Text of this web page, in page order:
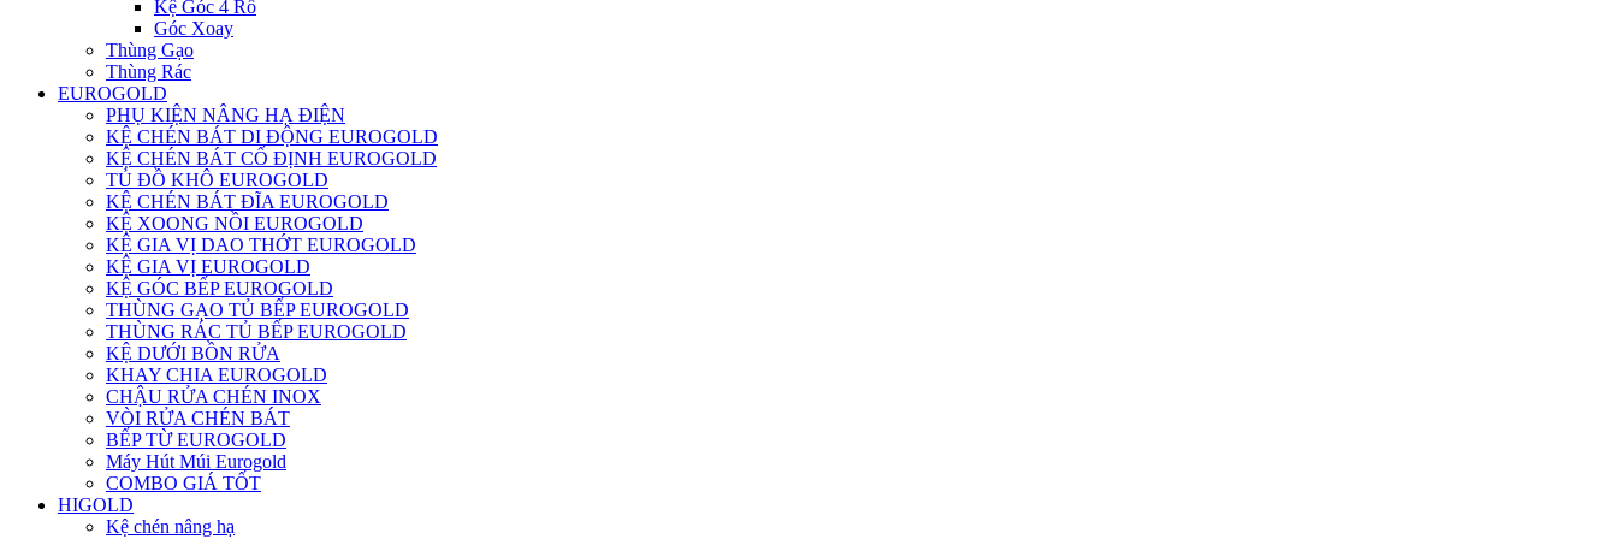
Kệ Góc 4 Rổ
Góc Xoay
Thùng Gạo
Thùng Rác
EUROGOLD
PHỤ KIỆN NÂNG HẠ ĐIỆN
KỆ CHÉN BÁT DI ĐỘNG EUROGOLD
KỆ CHÉN BÁT CỐ ĐỊNH EUROGOLD
TỦ ĐỒ KHÔ EUROGOLD
KỆ CHÉN BÁT ĐĨA EUROGOLD
KỆ XOONG NỒI EUROGOLD
KỆ GIA VỊ DAO THỚT EUROGOLD
KỆ GIA VỊ EUROGOLD
KỆ GÓC BẾP EUROGOLD
THÙNG GẠO TỦ BẾP EUROGOLD
THÙNG RÁC TỦ BẾP EUROGOLD
KỆ DƯỚI BỒN RỬA
KHAY CHIA EUROGOLD
CHẬU RỬA CHÉN INOX
VÒI RỬA CHÉN BÁT
BẾP TỪ EUROGOLD
Máy Hút Múi Eurogold
COMBO GIÁ TỐT
HIGOLD
Kệ chén nâng hạ